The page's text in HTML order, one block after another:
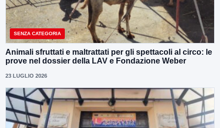
SENZA CATEGORIA
Animali sfruttati e maltrattati per gli spettacoli al circo: le
prove nel dossier della LAV e Fondazione Weber
23 LUGLIO 2026